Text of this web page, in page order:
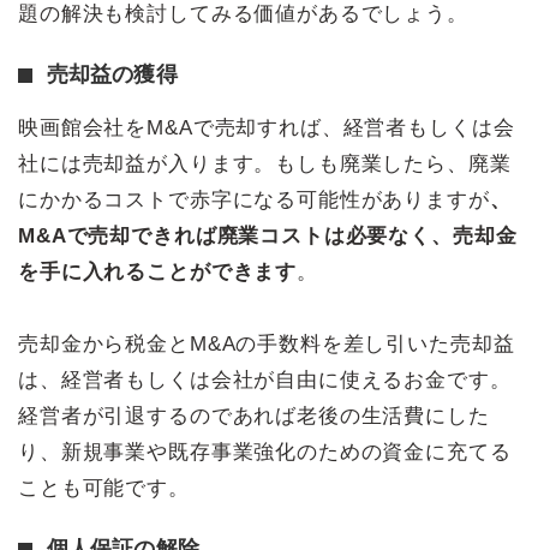
題の解決も検討してみる価値があるでしょう。
売却益の獲得
映画館会社をM&Aで売却すれば、経営者もしくは会
社には売却益が入ります。もしも廃業したら、廃業
にかかるコストで赤字になる可能性がありますが、
M&Aで売却できれば廃業コストは必要なく、売却金
を手に入れることができます。
売却金から税金とM&Aの手数料を差し引いた売却益
は、経営者もしくは会社が自由に使えるお金です。
経営者が引退するのであれば老後の生活費にした
り、新規事業や既存事業強化のための資金に充てる
ことも可能です。